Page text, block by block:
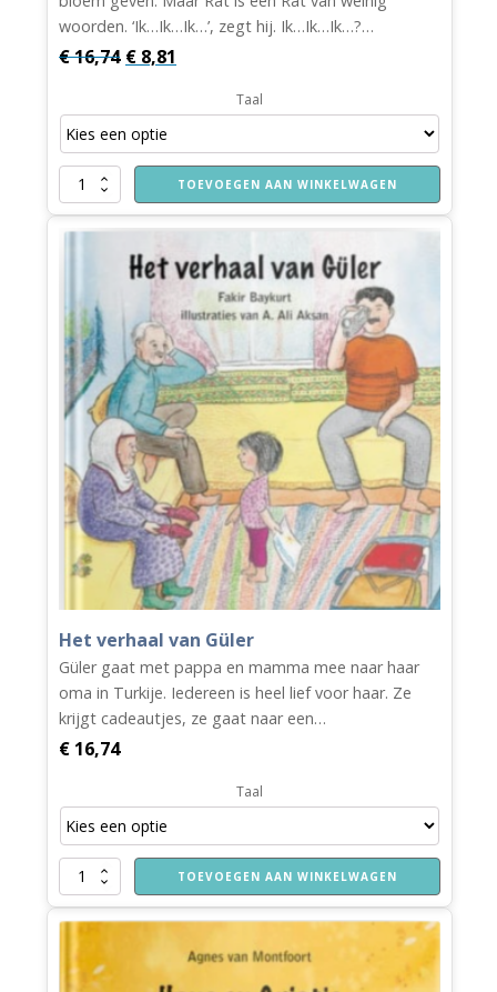
woorden. ‘Ik…Ik…Ik…’, zegt hij. Ik…Ik…Ik…?…
€16,74 Oorspronkelijke
was:
€ 16,74.
€ 8,81
is:
€ 8,81.
Taal
rat
van
TOEVOEGEN AAN WINKELWAGEN
Het verhaal van Güler
Güler gaat met pappa en mamma mee naar haar
oma in Turkije. Iedereen is heel lief voor haar. Ze
krijgt cadeautjes, ze gaat naar een…
€ 16,74
Taal
Het
verhaal
van
Güler
TOEVOEGEN AAN WINKELWAGEN